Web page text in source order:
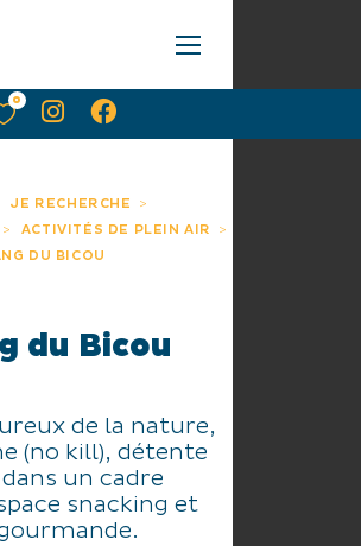
JE RECHERCHE
ACTIVITÉS DE PLEIN AIR
DU BICOU
du Bicou
de la nature,
(no kill), détente
un cadre
snacking et
0